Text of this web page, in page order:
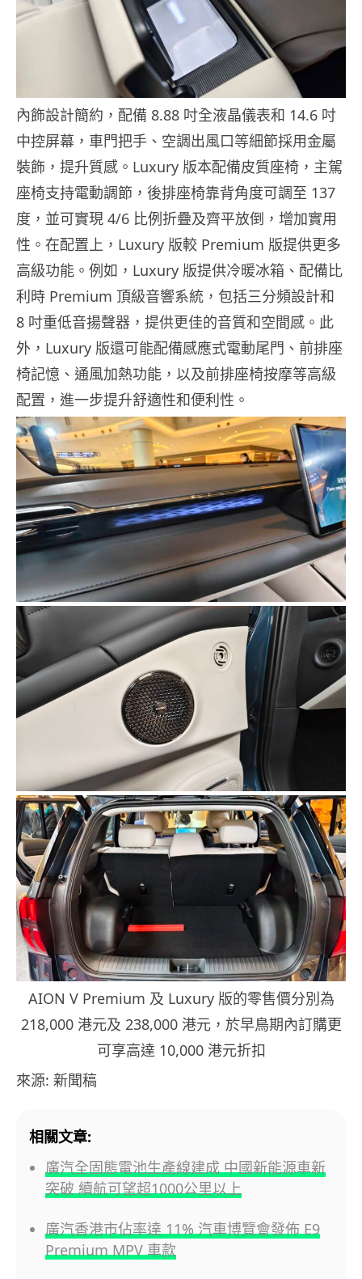
內飾設計簡約，配備 8.88 吋全液晶儀表和 14.6 吋
中控屏幕，車門把手、空調出風口等細節採用金屬
裝飾，提升質感。Luxury 版本配備皮質座椅，主駕
座椅支持電動調節，後排座椅靠背角度可調至 137
度，並可實現 4/6 比例折疊及齊平放倒，增加實用
性。​在配置上，Luxury 版較 Premium 版提供更多
高級功能。​例如，Luxury 版提供冷暖冰箱、配備比
利時 Premium 頂級音響系統，包括三分頻設計和
8 吋重低音揚聲器，提供更佳的音質和空間感。​此
外，Luxury 版還可能配備感應式電動尾門、前排座
椅記憶、通風加熱功能，以及前排座椅按摩等高級
配置，進一步提升舒適性和便利性。
AION V Premium 及 Luxury 版的零售價分別為
218,000 港元及 238,000 港元，於早鳥期內訂購更
可享高達 10,000 港元折扣
​來源: 新聞稿
相關文章:
廣汽全固態電池生產線建成 中國新能源車新
突破 續航可望超1000公里以上
廣汽香港市佔率達 11% 汽車博覽會發佈 E9
Premium MPV 車款